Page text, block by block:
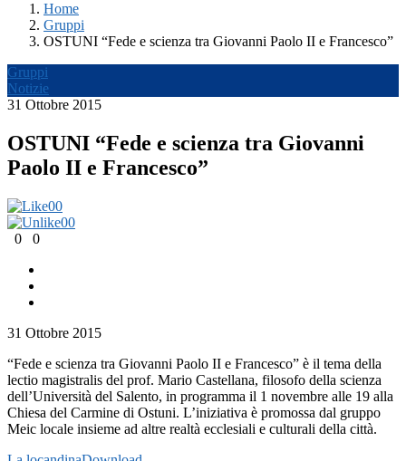
Home
Gruppi
OSTUNI “Fede e scienza tra Giovanni Paolo II e Francesco”
Gruppi
Notizie
31 Ottobre 2015
OSTUNI “Fede e scienza tra Giovanni
Paolo II e Francesco”
00
00
0
0
31 Ottobre 2015
“Fede e scienza tra Giovanni Paolo II e Francesco” è il tema della
lectio magistralis del prof. Mario Castellana, filosofo della scienza
dell’Università del Salento, in programma il 1 novembre alle 19 alla
Chiesa del Carmine di Ostuni. L’iniziativa è promossa dal gruppo
Meic locale insieme ad altre realtà ecclesiali e culturali della città.